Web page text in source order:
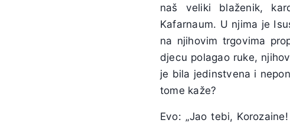
naš veliki blaženik,
Kafarnaum. U njima je
na njihovim trgovima
djecu polagao ruke,
je bila jedinstvena i
tome kaže?
Evo: „Jao tebi,